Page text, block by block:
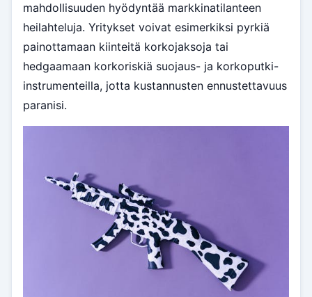
mahdollisuuden hyödyntää markkinatilanteen
heilahteluja. Yritykset voivat esimerkiksi pyrkiä
painottamaan kiinteitä korkojaksoja tai
hedgaamaan korkoriskiä suojaus- ja korkoputki-
instrumenteilla, jotta kustannusten ennustettavuus
paranisi.